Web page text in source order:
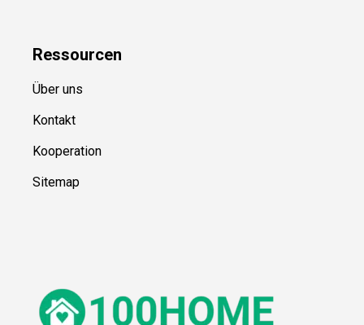
Ressourcen
Über uns
Kontakt
Kooperation
Sitemap